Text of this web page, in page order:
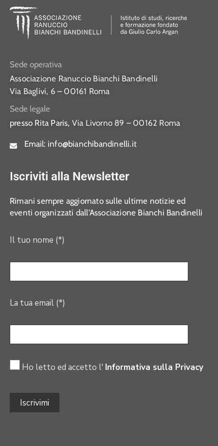
Sede operativa
Associazione Ranuccio Bianchi Bandinelli
Via Baglivi, 6 – 00161 Roma
Sede legale
presso Rita Paris, Via Livorno 89 – 00162 Roma
Email: info@bianchibandinelli.it
Iscriviti alla Newsletter
Rimani sempre aggiornato sulle ultime notizie ed
eventi organizzati dall’Associazione Bianchi Bandinelli
Il tuo nome (*)
La tua email (*)
Ho letto ed accetto l' Informativa sulla Privacy